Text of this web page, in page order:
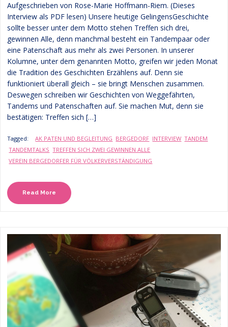
Aufgeschrieben von Rose-Marie Hoffmann-Riem. (Dieses
Interview als PDF lesen) Unsere heutige GelingensGeschichte
sollte besser unter dem Motto stehen Treffen sich drei,
gewinnen Alle, denn manchmal besteht ein Tandempaar oder
eine Patenschaft aus mehr als zwei Personen. In unserer
Kolumne, unter dem genannten Motto, greifen wir jeden Monat
die Tradition des Geschichten Erzählens auf. Denn sie
funktioniert überall gleich – sie bringt Menschen zusammen.
Deswegen schreiben wir Geschichten von Weggefährten,
Tandems und Patenschaften auf. Sie machen Mut, denn sie
bestätigen: Treffen sich […]
Tagged: AK PATEN UND BEGLEITUNG BERGEDORF INTERVIEW TANDEM
TANDEMTALKS TREFFEN SICH ZWEI GEWINNEN ALLE
VEREIN BERGEDORFER FÜR VÖLKERVERSTÄNDIGUNG
Read More